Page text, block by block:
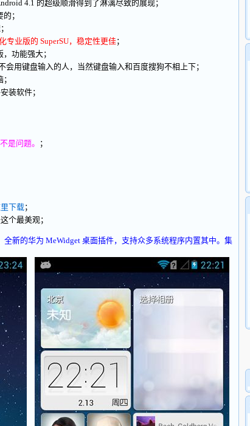
4.1 的超级顺滑得到了淋漓尽致的展现；
；
专业版的 SuperSU，稳定性更佳；
功能强大；
会用键盘输入的人，当然键盘输入和百度搜狗不相上下；
装软件；
是问题。
；
下载；
个最美观；
新的华为 MeWidget 桌面插件，支持众多系统程序内置其中。集